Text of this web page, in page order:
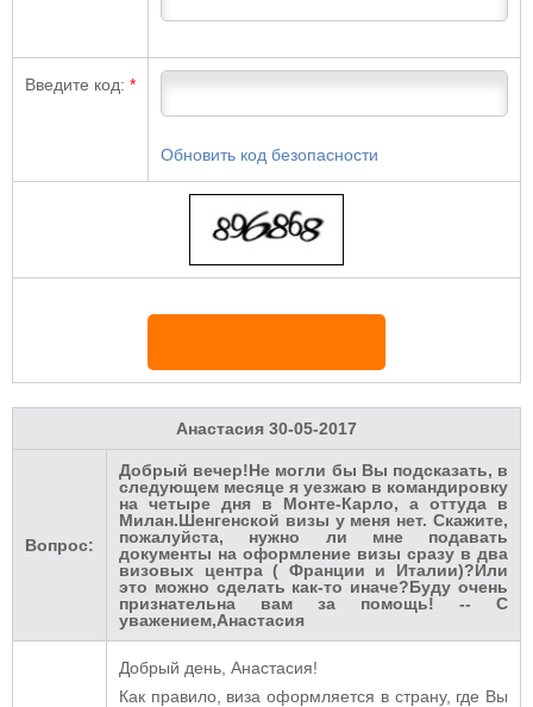
Введите код: *
Обновить код безопасности
Анастасия 30-05-2017
Вопрос:
Добрый вечер!Не могли бы Вы подсказать, в
следующем месяце я уезжаю в командировку
на четыре дня в Монте-Карло, а оттуда в
Милан.Шенгенской визы у меня нет. Скажите,
пожалуйста, нужно ли мне подавать
документы на оформление визы сразу в два
визовых центра ( Франции и Италии)?Или
это можно сделать как-то иначе?Буду очень
признательна вам за помощь! -- C
уважением,Анастасия
Добрый день, Анастасия!
Как правило, виза оформляется в страну, где Вы